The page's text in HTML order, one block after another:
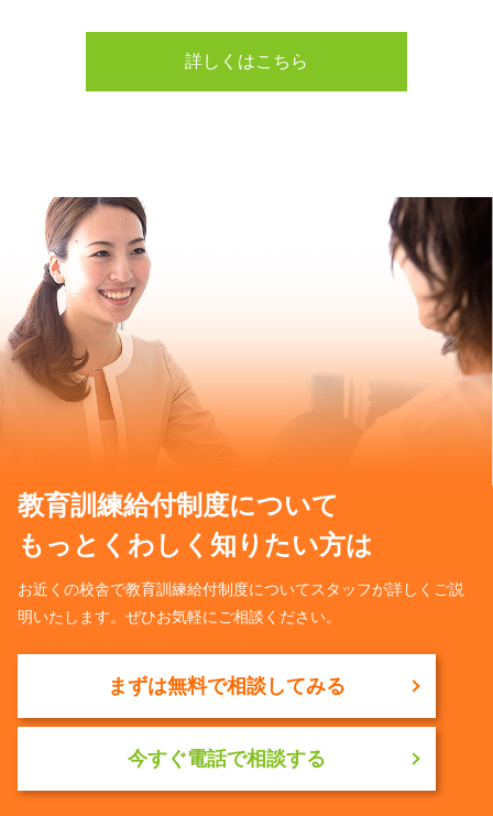
詳しくはこちら
教育訓練給付制度について
もっとくわしく知りたい方は
お近くの校舎で教育訓練給付制度についてスタッフが詳しくご説
明いたします。ぜひお気軽にご相談ください。
まずは無料で相談してみる
今すぐ電話で相談する